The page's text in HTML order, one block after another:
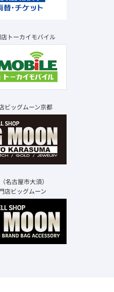
トーカイモバイル
ビッグムーン京都
名古屋市大須）
店ビッグムーン